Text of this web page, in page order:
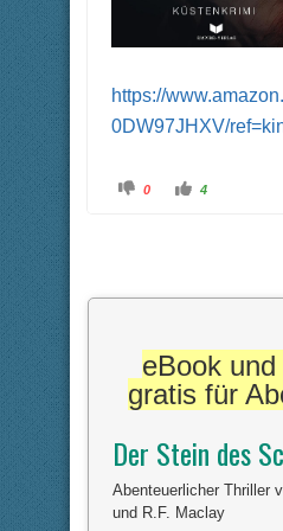
https://
0DW97JHXV/
A
f
u
m
e
n
c
h
n
t
e
0
A
f
u
e
n
c
b
e
n
4
eBook
gratis für
Der Stein des
Abenteuerlicher Thriller
und R.F. Maclay